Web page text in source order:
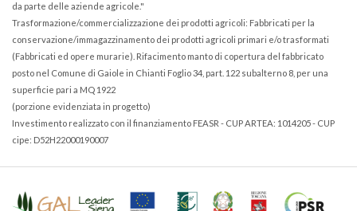
da parte delle aziende agricole."
Trasformazione/commercializzazione dei prodotti agricoli: Fabbricati per la
conservazione/immagazzinamento dei prodotti agricoli primari e/o trasformati
(Fabbricati ed opere murarie). Rifacimento manto di copertura del fabbricato
posto nel Comune di Gaiole in Chianti Foglio 34, part. 122 subalterno 8, per una
superficie pari a MQ 1922
(porzione evidenziata in progetto)
Investimento realizzato con il finanziamento FEASR - CUP ARTEA: 1014205 - CUP
cipe: D52H22000190007